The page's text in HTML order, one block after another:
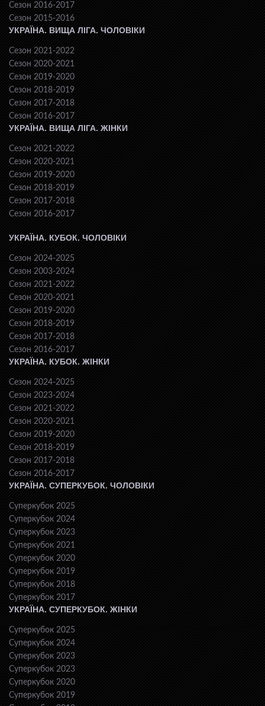
Сезон 2016-2017
Сезон 2015-2016
УКРАЇНА. ВИЩА ЛІГА. ЧОЛОВІКИ
Сезон 2021-2022
Сезон 2020-2021
Сезон 2019-2020
Сезон 2018-2019
Сезон 2017-2018
Сезон 2016-2017
УКРАЇНА. ВИЩА ЛІГА. ЖІНКИ
Сезон 2021-2022
Сезон 2020-2021
Сезон 2019-2020
Сезон 2018-2019
Сезон 2017-2018
Сезон 2016-2017
УКРАЇНА. КУБОК. ЧОЛОВІКИ
Сезон 2024-2025
Сезон 2003-2024
Сезон 2021-2022
Сезон 2020-2021
Сезон 2019-2020
Сезон 2018-2019
Сезон 2017-2018
Сезон 2016-2017
УКРАЇНА. КУБОК. ЖІНКИ
Сезон 2024-2025
Сезон 2023-2024
Сезон 2021-2022
Сезон 2020-2021
Сезон 2019-2020
Сезон 2018-2019
Сезон 2017-2018
Сезон 2016-2017
УКРАЇНА. СУПЕРКУБОК. ЧОЛОВІКИ
Суперкубок 2025
Суперкубок 2024
Суперкубок 2023
Суперкубок 2021
Суперкубок 2020
Суперкубок 2019
Суперкубок 2018
Суперкубок 2017
УКРАЇНА. СУПЕРКУБОК. ЖІНКИ
Суперкубок 2025
Суперкубок 2024
Суперкубок 2023
Суперкубок 2023
Суперкубок 2020
Суперкубок 2019